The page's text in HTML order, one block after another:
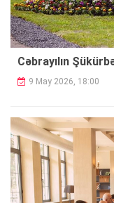
Cəbrayılın
9 May 2026, 18:00